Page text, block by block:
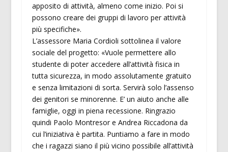
apposito di attività, almeno come inizio. Poi si
possono creare dei gruppi di lavoro per attività
più specifiche».
L’assessore Maria Cordioli sottolinea il valore
sociale del progetto: «Vuole permettere allo
studente di poter accedere all’attività fisica in
tutta sicurezza, in modo assolutamente gratuito
e senza limitazioni di sorta. Servirà solo l’assenso
dei genitori se minorenne. E’ un aiuto anche alle
famiglie, oggi in piena recessione. Ringrazio
quindi Paolo Montresor e Andrea Riccadona da
cui l’iniziativa è partita. Puntiamo a fare in modo
che i ragazzi siano il più vicino possibile all’attività